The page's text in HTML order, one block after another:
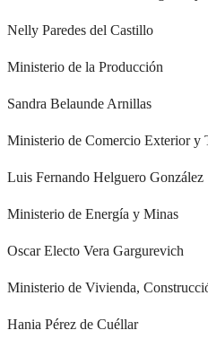
Nelly Paredes del Castillo
Ministerio de la Producción
Sandra Belaunde Arnillas
Ministerio de Comercio Exterior y
Luis Fernando Helguero González
Ministerio de Energía y Minas
Oscar Electo Vera Gargurevich
Ministerio de Vivienda,
Hania Pérez de Cuéllar